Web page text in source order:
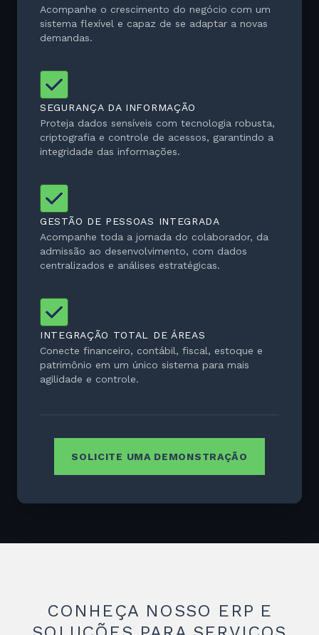
Acompanhe o crescimento do negócio com um
sistema flexível e capaz de se adaptar a novas
demandas.
SEGURANÇA DA INFORMAÇÃO
Proteja dados sensíveis com tecnologia robusta,
criptografia e controle de acessos, garantindo a
integridade das informações.
GESTÃO DE PESSOAS INTEGRADA
Acompanhe toda a jornada do colaborador, da
admissão ao desenvolvimento, com dados
centralizados e análises estratégicas.
INTEGRAÇÃO TOTAL DE ÁREAS
Conecte financeiro, contábil, fiscal, estoque e
patrimônio em um único sistema para mais
agilidade e controle.
SOLICITE UMA DEMONSTRAÇÃO
CONHEÇA NOSSO ERP E